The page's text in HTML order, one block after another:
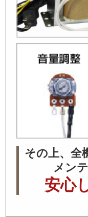
その上、全
メン
安心